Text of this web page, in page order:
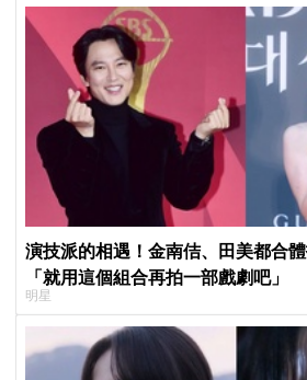
演技派的相遇！金南佶、田美都合
「就用這個組合再拍一部戲劇吧」
明星